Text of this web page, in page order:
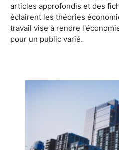
articles approfondis et des
éclairent les théories
travail vise à rendre
pour un public varié.